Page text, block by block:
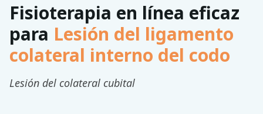
Fisioterapia en línea eficaz
para Lesión del ligamento
colateral interno del codo
Lesión del colateral cubital